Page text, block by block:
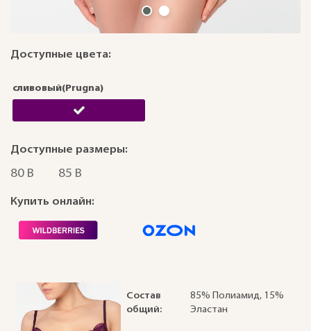
Доступные цвета:
сливовый(Prugna)
Доступные размеры:
80 B 85 B
Купить онлайн:
Состав
общий:
85% Полиамид, 15%
Эластан